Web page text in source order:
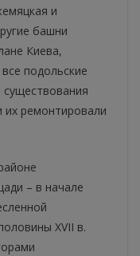
и
башни
Киева,
подольские
их ремонтировали
– в начале
XVII в.